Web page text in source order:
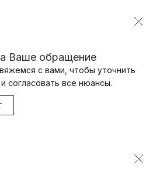
Ваше обращение
с вами, чтобы уточнить
согласовать все нюансы.